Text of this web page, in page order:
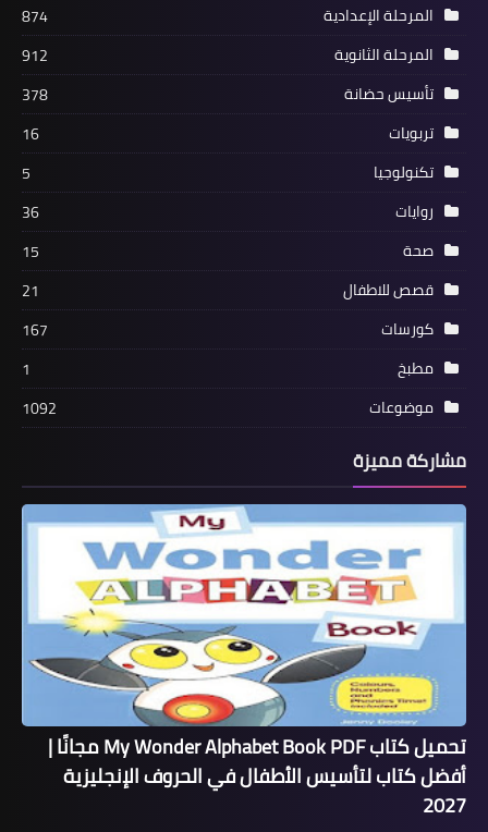
المرحلة الإعدادية
874
المرحلة الثانوية
912
تأسيس حضانة
378
تربويات
16
تكنولوجيا
5
روايات
36
صحة
15
قصص للاطفال
21
كورسات
167
مطبخ
1
موضوعات
1092
مشاركة مميزة
تحميل كتاب My Wonder Alphabet Book PDF مجانًا |
أفضل كتاب لتأسيس الأطفال في الحروف الإنجليزية
2027